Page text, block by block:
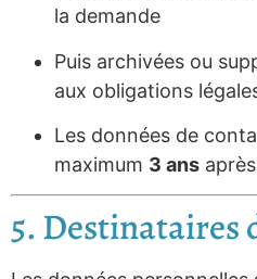
la demande
Puis archivées ou
aux obligations
Les données de
maximum 3 ans
5. Destinataires